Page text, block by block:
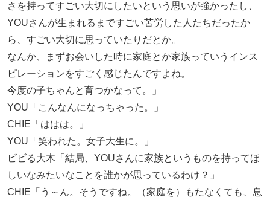
さを持ってすごい大切にしたいという思いが強かったし、
YOUさんが生まれるまですごい苦労した人たちだったか
ら、すごい大切に思っていたりだとか。
なんか、まずお会いした時に家庭とか家族っていうインス
ピレーションをすごく感じたんですよね。
今度の子ちゃんと育つかなって。」
YOU「こんなんになっちゃった。」
CHIE「ははは。」
YOU「笑われた。女子大生に。」
ビビる大木「結局、YOUさんに家族というものを持ってほ
しいなみたいなことを誰かが思っているわけ？」
CHIE「う～ん。そうですね。（家庭を）もたなくても、息